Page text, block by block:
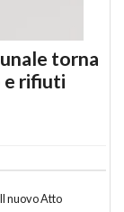
torna
e rifiuti